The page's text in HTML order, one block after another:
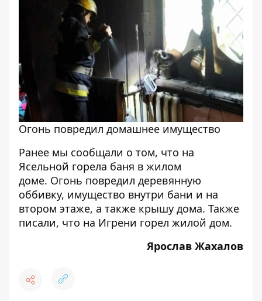
Огонь повредил домашнее имущество
Ранее мы сообщали о том, что на
Ясельной горела баня в жилом
доме. Огонь повредил деревянную
оббивку, имущество внутри бани и на
втором этаже, а также крышу дома. Также
писали, что на Игрени горел жилой дом.
Ярослав Жахалов